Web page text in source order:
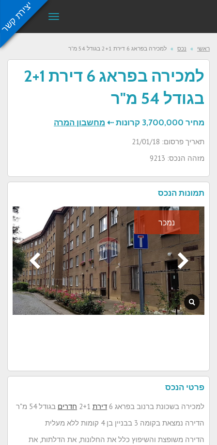
תפריט
ראשי » נכס » למכירה בפראג 6 דירת 2+1 בגודל 54 מ"ר
למכירה בפראג 6 דירת 2+1
בגודל 54 מ"ר
מחיר 3,700,000 קרונות ⇠ מחשבון המרה
תאריך פרסום: 21/01/18
מזהה הנכס: 9213
תמונות הנכס
נמכר
פרטי הנכס
למכירה בשכונת ברנוב בפראג 6 דירת חדרים בגודל 54 מ"ר
הדירה נמצאת בקומה 3 בבניין בן 4 קומות ללא מעלית
הדירה משופצת והשיפוץ כלל את החלונות, את הדלתות, את
יצירת קשר